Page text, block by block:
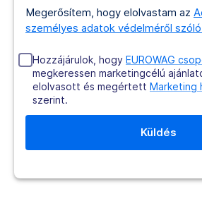
Megerősítem, hogy elolvastam az
személyes adatok védelméről
Hozzájárulok, hogy EUROWAG
megkeressen marketingcélú
elolvasott és megértett Marketing
szerint.